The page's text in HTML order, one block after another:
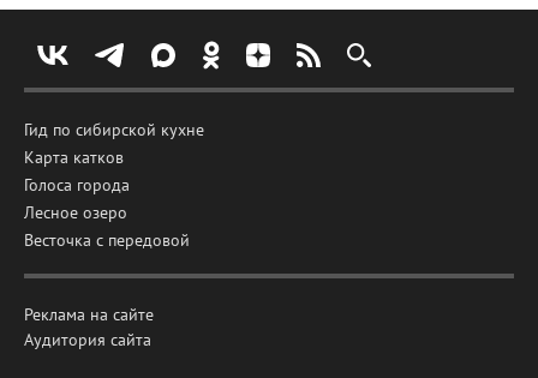
Гид по сибирской кухне
Карта катков
Голоса города
Лесное озеро
Весточка с передовой
Реклама на сайте
Аудитория сайта